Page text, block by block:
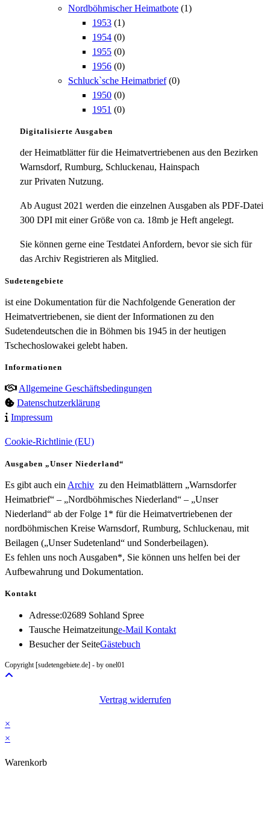
Nordböhmischer Heimatbote (1)
1953 (1)
1954 (0)
1955 (0)
1956 (0)
Schluck`sche Heimatbrief (0)
1950 (0)
1951 (0)
Digitalisierte Ausgaben
der Heimatblätter für die Heimatvertriebenen aus den Bezirken
Warnsdorf, Rumburg, Schluckenau, Hainspach
zur Privaten Nutzung.
Ab August 2021 werden die einzelnen Ausgaben als PDF-Datei
300 DPI mit einer Größe von ca. 18mb je Heft angelegt.
Sie können gerne eine Testdatei Anfordern, bevor sie sich für
das Archiv Registrieren als Mitglied.
Sudetengebiete
ist eine Dokumentation für die Nachfolgende Generation der
Heimatvertriebenen, sie dient der Informationen zu den
Sudetendeutschen die in Böhmen bis 1945 in der heutigen
Tschechoslowakei gelebt haben.
Informationen
Allgemeine Geschäftsbedingungen
Datenschutzerklärung
Impressum
Cookie-Richtlinie (EU)
Ausgaben „Unser Niederland“
Es gibt auch ein Archiv zu den Heimatblättern „Warnsdorfer
Heimatbrief“ – „Nordböhmisches Niederland“ – „Unser
Niederland“ ab der Folge 1* für die Heimatvertriebenen der
nordböhmischen Kreise Warnsdorf, Rumburg, Schluckenau, mit
Beilagen („Unser Sudetenland“ und Sonderbeilagen).
Es fehlen uns noch Ausgaben*, Sie können uns helfen bei der
Aufbewahrung und Dokumentation.
Kontakt
Adresse:02689 Sohland Spree
Tausche Heimatzeitunge-Mail KontaktOpens
Besucher der SeiteGästebuch
Copyright [sudetengebiete.de] - by onel01
Vertrag widerrufen
×
×
Warenkorb